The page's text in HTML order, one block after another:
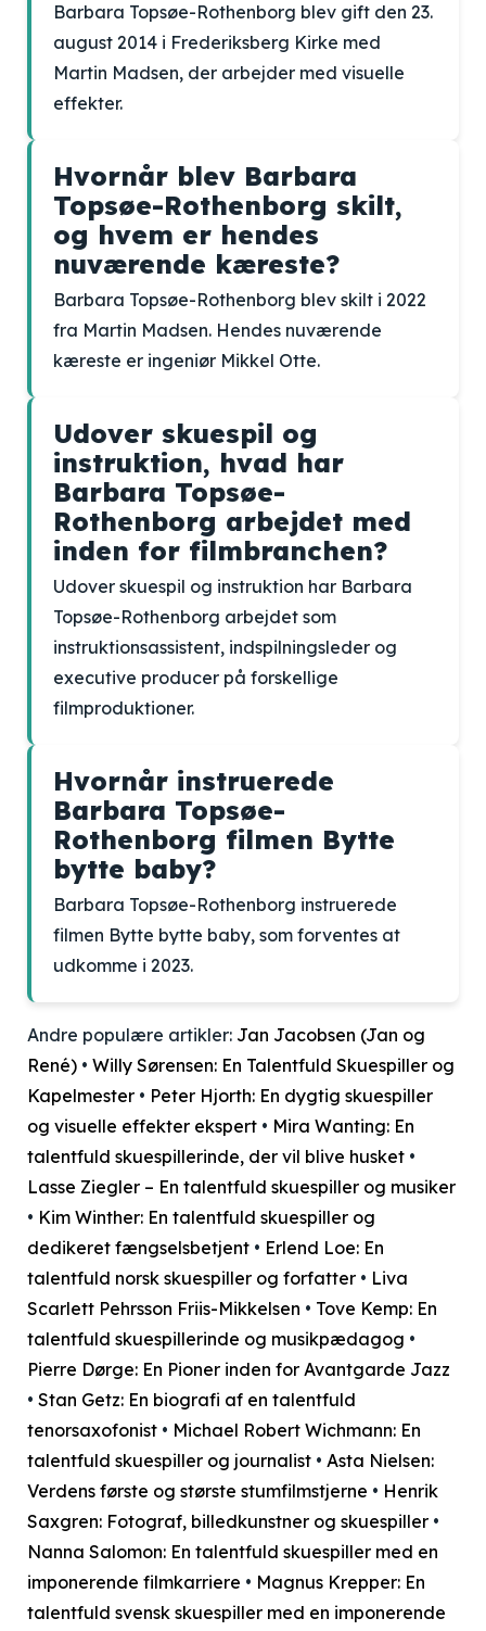
Barbara Topsøe-Rothenborg blev gift den 23.
august 2014 i Frederiksberg Kirke med
Martin Madsen, der arbejder med visuelle
effekter.
Hvornår blev Barbara
Topsøe-Rothenborg skilt,
og hvem er hendes
nuværende kæreste?
Barbara Topsøe-Rothenborg blev skilt i 2022
fra Martin Madsen. Hendes nuværende
kæreste er ingeniør Mikkel Otte.
Udover skuespil og
instruktion, hvad har
Barbara Topsøe-
Rothenborg arbejdet med
inden for filmbranchen?
Udover skuespil og instruktion har Barbara
Topsøe-Rothenborg arbejdet som
instruktionsassistent, indspilningsleder og
executive producer på forskellige
filmproduktioner.
Hvornår instruerede
Barbara Topsøe-
Rothenborg filmen Bytte
bytte baby?
Barbara Topsøe-Rothenborg instruerede
filmen Bytte bytte baby, som forventes at
udkomme i 2023.
Andre populære artikler: Jan Jacobsen (Jan og
René) • Willy Sørensen: En Talentfuld Skuespiller og
Kapelmester • Peter Hjorth: En dygtig skuespiller
og visuelle effekter ekspert • Mira Wanting: En
talentfuld skuespillerinde, der vil blive husket •
Lasse Ziegler – En talentfuld skuespiller og musiker
• Kim Winther: En talentfuld skuespiller og
dedikeret fængselsbetjent • Erlend Loe: En
talentfuld norsk skuespiller og forfatter • Liva
Scarlett Pehrsson Friis-Mikkelsen • Tove Kemp: En
talentfuld skuespillerinde og musikpædagog •
Pierre Dørge: En Pioner inden for Avantgarde Jazz
• Stan Getz: En biografi af en talentfuld
tenorsaxofonist • Michael Robert Wichmann: En
talentfuld skuespiller og journalist • Asta Nielsen:
Verdens første og største stumfilmstjerne • Henrik
Saxgren: Fotograf, billedkunstner og skuespiller •
Nanna Salomon: En talentfuld skuespiller med en
imponerende filmkarriere • Magnus Krepper: En
talentfuld svensk skuespiller med en imponerende